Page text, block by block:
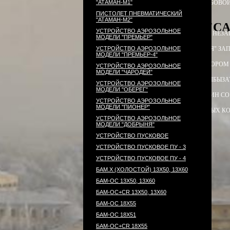
ПАТРОН СИГНАЛЬНЫЙ
PCP-пистолет
ЭЛЕКТРОПРИКЛАД ПРИКЛАД
ПРИКЛАД - КОЛБА ("ГОРЯЧАЯ"
ПРИКЛАД - КОЛБА С РЕДУКТОРОМ
РЕДУКТОР ПОПЕРЕЧНЫЙ КОЛБЫ
МАГАЗИН
КОМПЛЕКТ УПЛОТНИТЕЛЬНЫХ
"АТАМАН-М1"
ПИСТОЛЕТ ПНЕВМАТИЧЕСКИЙ
"АТАМАН-М2"
УСТРОЙСТВО АЭРОЗОЛЬНОЕ
МОДЕЛИ "ПРЕМЬЕР"
УСТРОЙСТВО АЭРОЗОЛЬНОЕ
МОДЕЛИ "ПРЕМЬЕР-4"
УСТРОЙСТВО АЭРОЗОЛЬНОЕ
МОДЕЛИ "ЧАРОДЕЙ"
УСТРОЙСТВО АЭРОЗОЛЬНОЕ
МОДЕЛИ "ОБЕРЕГ"
УСТРОЙСТВО АЭРОЗОЛЬНОЕ
МОДЕЛИ "ПИОНЕР"
УСТРОЙСТВО АЭРОЗОЛЬНОЕ
МОДЕЛИ "ДОБРЫНЯ"
УСТРОЙСТВО ПУСКОВОЕ
УСТРОЙСТВО ПУСКОВОЕ ПУ - 3
УСТРОЙСТВО ПУСКОВОЕ ПУ - 4
БАМ.Х (ХОЛОСТОЙ) 13Х50, 13Х60
БАМ-ОС 13Х50, 13Х60
БАМ-ОС+CR 13Х50, 13Х60
БАМ-ОС 18Х55
БАМ-ОС 18Х51
БАМ-OC+CR 18X55